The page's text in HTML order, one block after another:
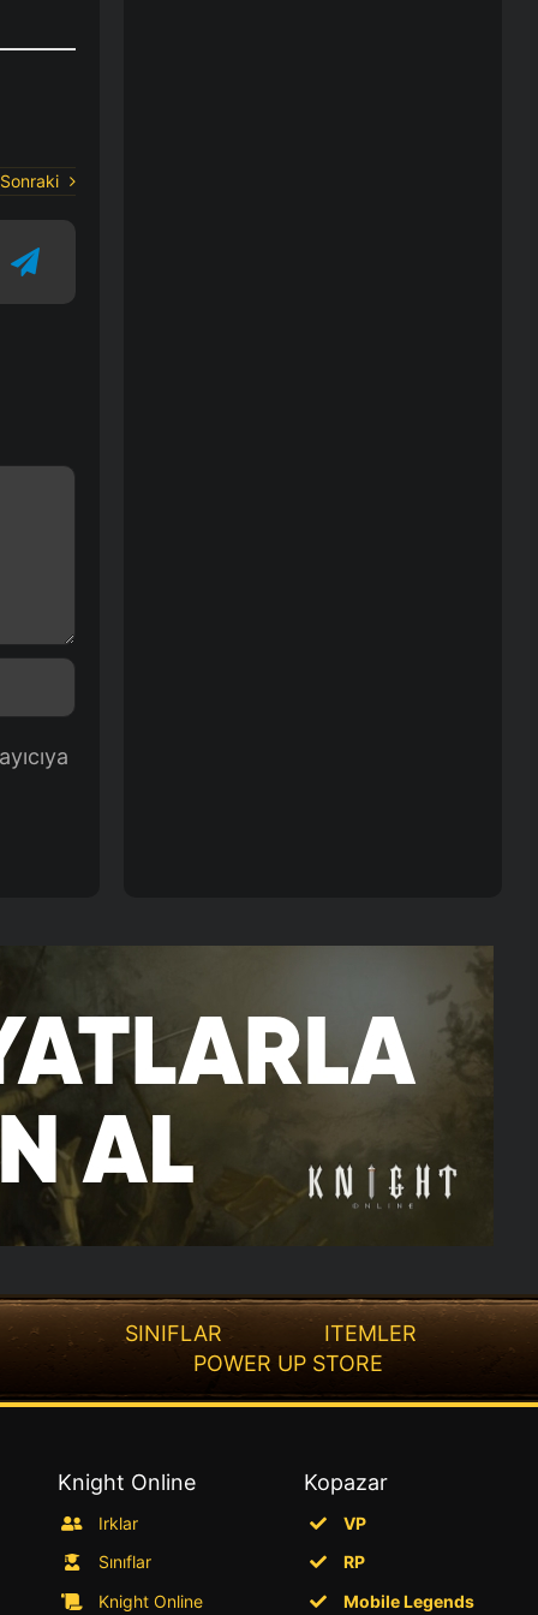
Sonraki
SINIFLAR
ITEMLER
POWER UP STORE
Knight Online
Irklar
Sınıflar
Knight Online
Kopazar
VP
RP
Mobile Legends